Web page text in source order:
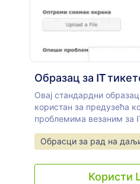
Образац за IT
Овај стандардни образац
користан за предузећа
проблемима везаним за
што је решавање
уређајима и
фајлова везаних за
и нуди могућности
Go to Category:
Обрасци за рад на
Користи